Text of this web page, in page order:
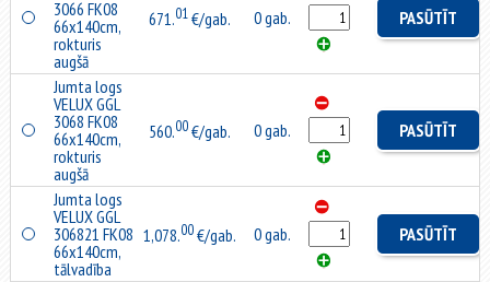
3066 FK08
66x140cm,
rokturis
augšā
671.01€/gab. 0 gab. PASŪTĪT
Jumta logs
VELUX GGL
3068 FK08
66x140cm,
rokturis
augšā
560.00€/gab. 0 gab. PASŪTĪT
Jumta logs
VELUX GGL
306821 FK08
66x140cm,
tālvadība
1,078.00€/gab. 0 gab. PASŪTĪT